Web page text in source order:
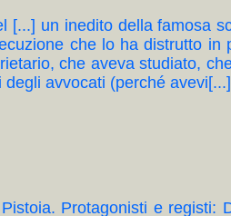
[...] un inedito della famosa
che lo ha distrutto
che aveva studiato,
degli avvocati (perché avevi[...]
Protagonisti e registi: